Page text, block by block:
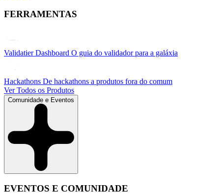
FERRAMENTAS
Validatier Dashboard O guia do validador para a galáxia
Hackathons De hackathons a produtos fora do comum
Ver Todos os Produtos
Comunidade e Eventos
EVENTOS E COMUNIDADE